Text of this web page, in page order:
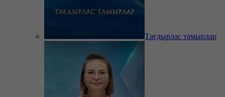
Тағдырлас тамырлар